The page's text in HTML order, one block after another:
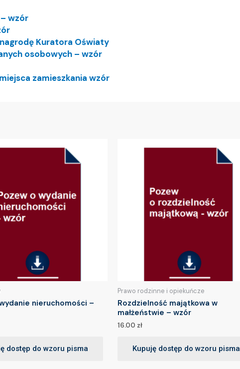
wzór
nagrodę Kuratora Oświaty
osobowych – wzór
zamieszkania wzór
nieruchomości –
dostęp do wzoru pisma
Prawo rodzinne i opiekuńcze
Rozdzielność majątkowa w
małżeństwie – wzór
16.00 zł
Kupuję dostęp do wzoru pisma